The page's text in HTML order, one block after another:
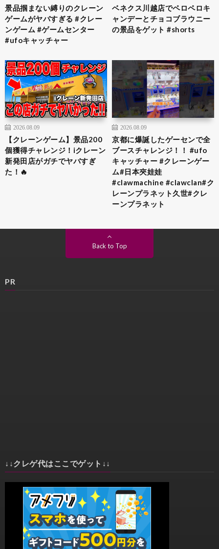
景品掴まない縛りのクレーン
ゲームがヤバすぎる #クレー
ンゲーム #ゲームセンター
#ufoキャッチャー
ベネクス川越店でペロペロキ
ャンデーとチョコブラウニー
の景品をゲット #shorts
2026.08.09
【クレーンゲーム】景品200
個獲得チャレンジ！iクレーン
新発田店がガチでヤバすぎ
た！🔥
2026.08.09
京都に爆誕したゲーセンで全
ブースチャレンジ！！ #ufo
キャッチャー #クレーンゲー
ム#日本夾娃娃
#clawmachine #clawclan#ク
レーンプラネット久世#クレ
ーンプラネット
Back to Top
PR
↓↓クレゲ代はここでゲット↓↓